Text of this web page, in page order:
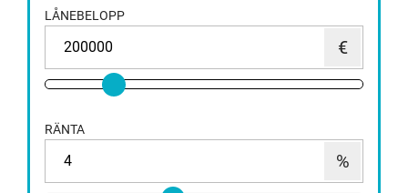
LÅNEBELOPP
RÄNTA